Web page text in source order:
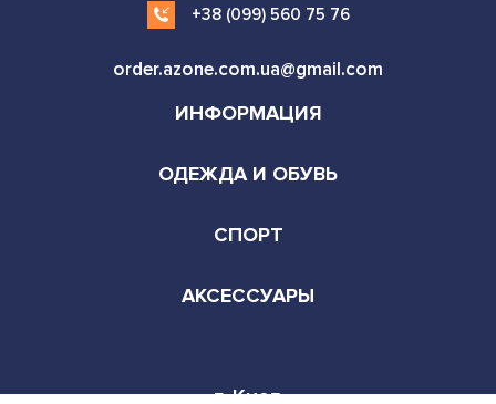
+38 (099) 560 75 76
order.azone.com.ua@gmail.com
ИНФОРМАЦИЯ
ОДЕЖДА И ОБУВЬ
СПОРТ
АКСЕССУАРЫ
г. Киев